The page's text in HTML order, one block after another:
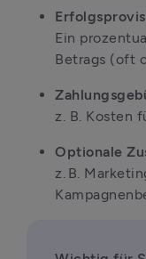
Ein
Betrags (oft
z. B. Kosten
Optionale
z. B.